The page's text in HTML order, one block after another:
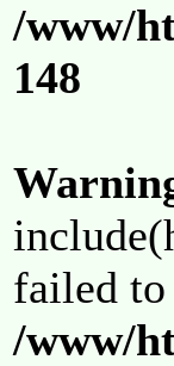
/www/
148
failed to
/www/